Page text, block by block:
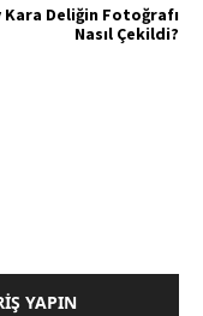
Kara Deliğin Fotoğrafı
Nasıl Çekildi?
YAPIN